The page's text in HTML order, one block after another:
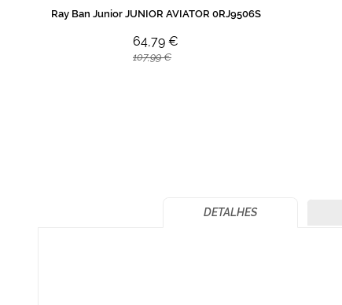
Ray Ban Junior JUNIOR AVIATOR 0RJ9506S
64,79 €
107,99 €
DETALHES